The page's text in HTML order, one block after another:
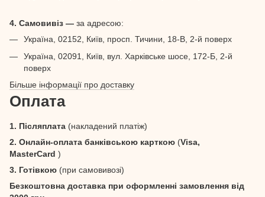
4. Самовивіз — за адресою:
Україна, 02152, Київ, просп. Тичини, 18-В, 2-й поверх
Україна, 02091, Київ, вул. Харківське шосе, 172-Б, 2-й
поверх
Більше інформації про доставку
Оплата
1. Післяплата (накладений платіж)
2. Онлайн-оплата банківською карткою (Visa,
MasterCard )
3. Готівкою (при самовивозі)
Безкоштовна доставка при оформленні замовлення від